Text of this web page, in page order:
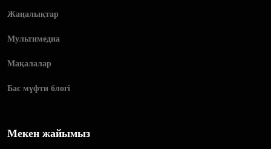
Жаңалықтар
Мультимедиа
Мақалалар
Бас мүфти блогі
Мекен жайымыз